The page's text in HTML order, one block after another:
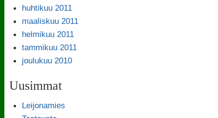
huhtikuu 2011
maaliskuu 2011
helmikuu 2011
tammikuu 2011
joulukuu 2010
Uusimmat
Leijonamies